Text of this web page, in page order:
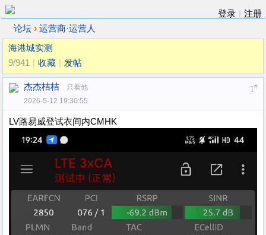
登录
注册
论坛 › 运营商·运营人
海港城实测
9/941
收藏 发帖
1#
杰杰桔桔
只看他
2026-5-12 19:30:55
LV路易威登试衣间内CMHK